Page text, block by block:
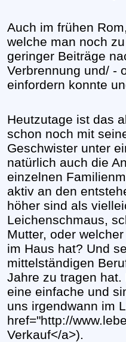
Auch im frühen
welche man noch
geringer Beiträge
Verbrennung und/ -
einfordern konnte
Heutzutage ist das
schon noch mit
Geschwister unter
natürlich auch die
einzelnen
aktiv an den
höher sind als
Leichenschmaus,
Mutter, oder
im Haus hat? Und
mittelständigen
Jahre zu tragen
eine einfache und
uns irgendwann im
href="http://
Verkauf</a>).